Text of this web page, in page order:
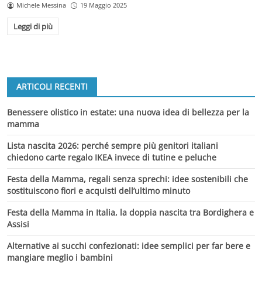
Michele Messina 19 Maggio 2025
Leggi di più
ARTICOLI RECENTI
Benessere olistico in estate: una nuova idea di bellezza per la
mamma
Lista nascita 2026: perché sempre più genitori italiani
chiedono carte regalo IKEA invece di tutine e peluche
Festa della Mamma, regali senza sprechi: idee sostenibili che
sostituiscono fiori e acquisti dell’ultimo minuto
Festa della Mamma in Italia, la doppia nascita tra Bordighera e
Assisi
Alternative ai succhi confezionati: idee semplici per far bere e
mangiare meglio i bambini